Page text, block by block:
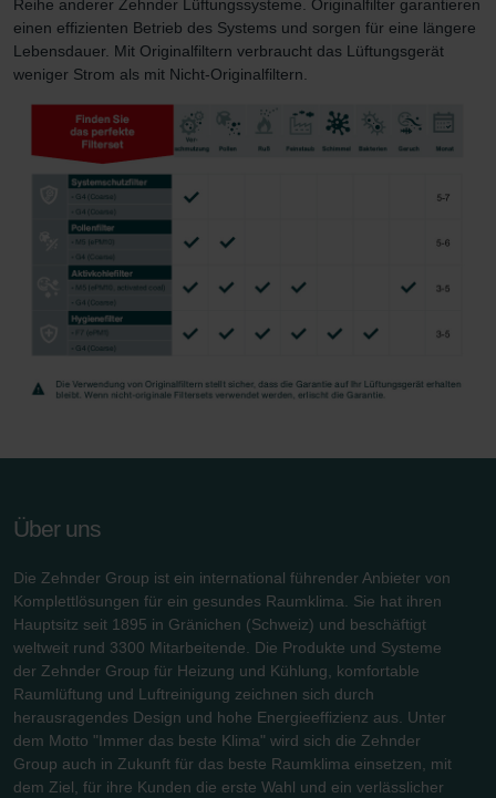
Zehnder Group Schweiz AG: Datenschutz
Zehnder Polska Sp. z o.o.: Oświadczenie o ochronie
danych Zehnder
Zehnder Group UK Limited: Privacy Policy
Zehnder Group Deutschland GmbH
Reihe anderer Zehnder Lüftungssysteme. Originalfilter garantieren
einen effizienten Betrieb des Systems und sorgen für eine längere
Lebensdauer. Mit Originalfiltern verbraucht das Lüftungsgerät
weniger Strom als mit Nicht-Originalfiltern.
Über uns
Die Zehnder Group ist ein international führender Anbieter von
Komplettlösungen für ein gesundes Raumklima. Sie hat ihren
Hauptsitz seit 1895 in Gränichen (Schweiz) und beschäftigt
weltweit rund 3300 Mitarbeitende. Die Produkte und Systeme
der Zehnder Group für Heizung und Kühlung, komfortable
Raumlüftung und Luftreinigung zeichnen sich durch
herausragendes Design und hohe Energieeffizienz aus. Unter
dem Motto "Immer das beste Klima" wird sich die Zehnder
Group auch in Zukunft für das beste Raumklima einsetzen, mit
dem Ziel, für ihre Kunden die erste Wahl und ein verlässlicher